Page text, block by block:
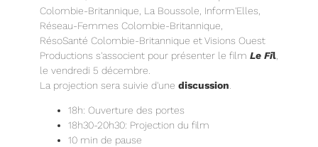
Colombie-Britannique, La Boussole, Inform'Elles,
Réseau-Femmes Colombie-Britannique,
RésoSanté Colombie-Britannique et Visions Ouest
Productions s'associent pour présenter le film Le Fil,
le vendredi 5 décembre.
La projection sera suivie d'une discussion.
18h: Ouverture des portes
18h30-20h30: Projection du film
10 min de pause